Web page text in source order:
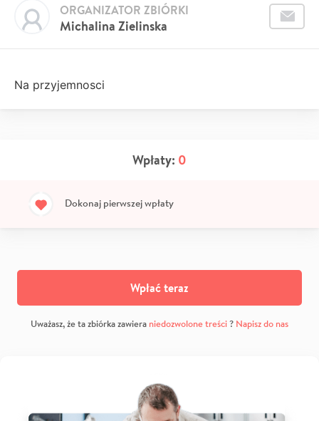
Michalina Zielinska
ORGANIZATOR ZBIÓRKI
Na przyjemnosci
Wpłaty: 0
Dokonaj pierwszej wpłaty
Wpłać teraz
Uważasz, że ta zbiórka zawiera niedozwolone treści? Napisz do nas